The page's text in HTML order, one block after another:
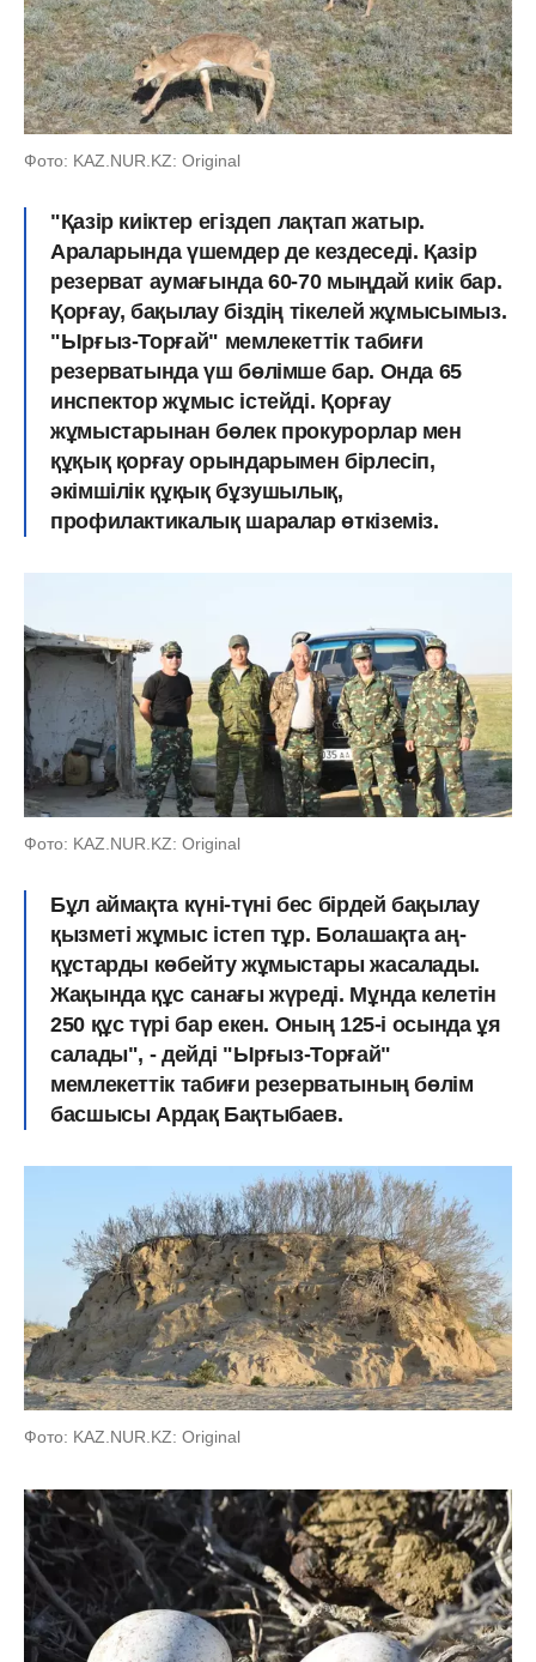
Фото: KAZ.NUR.KZ: Original
"Қазір киіктер егіздеп лақтап жатыр.
Араларында үшемдер де кездеседі. Қазір
резерват аумағында 60-70 мыңдай киік бар.
Қорғау, бақылау біздің тікелей жұмысымыз.
"Ырғыз-Торғай" мемлекеттік табиғи
резерватында үш бөлімше бар. Онда 65
инспектор жұмыс істейді. Қорғау
жұмыстарынан бөлек прокурорлар мен
құқық қорғау орындарымен бірлесіп,
әкімшілік құқық бұзушылық,
профилактикалық шаралар өткіземіз.
Фото: KAZ.NUR.KZ: Original
Бұл аймақта күні-түні бес бірдей бақылау
қызметі жұмыс істеп тұр. Болашақта аң-
құстарды көбейту жұмыстары жасалады.
Жақында құс санағы жүреді. Мұнда келетін
250 құс түрі бар екен. Оның 125-і осында ұя
салады", - дейді "Ырғыз-Торғай"
мемлекеттік табиғи резерватының бөлім
басшысы Ардақ Бақтыбаев.
Фото: KAZ.NUR.KZ: Original